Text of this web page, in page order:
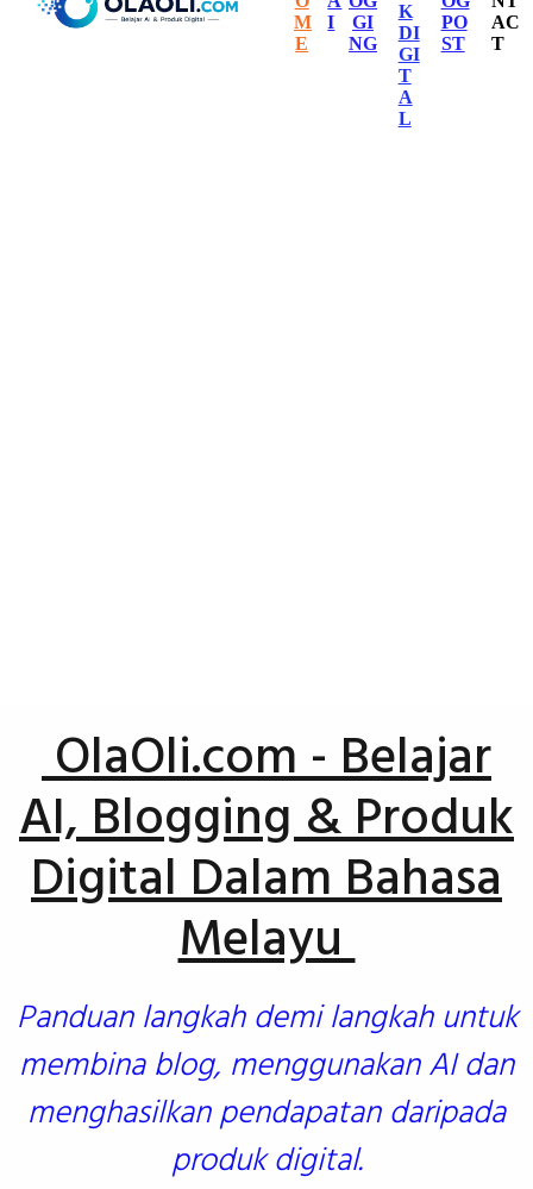
M
E
I
GI
NG
K
DI
GI
T
A
L
PO
ST
AC
T
OlaOli.com - Belajar
AI, Blogging & Produk
Digital Dalam Bahasa
Melayu
Panduan langkah demi langkah untuk
membina blog, menggunakan AI dan
menghasilkan pendapatan daripada
produk digital.